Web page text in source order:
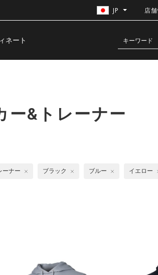
JP 店
ネート
ー&トレーナー
ーナー ブラック ブルー イエロー